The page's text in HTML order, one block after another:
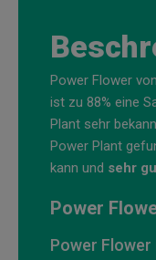
Power Flower
ist zu 88% eine
Plant sehr
Power Plant
kann und sehr
Power
Power